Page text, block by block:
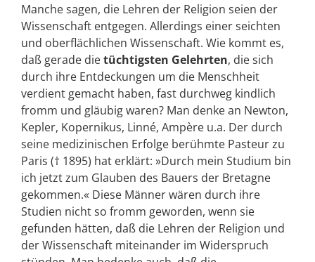
Manche sagen, die Lehren der Religion seien der
Wissenschaft entgegen. Allerdings einer seichten
und oberflächlichen Wissenschaft. Wie kommt es,
daß gerade dietüchtigsten Gelehrten, die sich
durch ihre Entdeckungen um die Menschheit
verdient gemacht haben, fast durchweg kindlich
fromm und gläubig waren? Man denke an Newton,
Kepler, Kopernikus, Linné, Ampère u.a. Der durch
seine medizinischen Erfolge berühmte Pasteur zu
Paris († 1895) hat erklärt: »Durch mein Studium bin
ich jetzt zum Glauben des Bauers der Bretagne
gekommen.« Diese Männer wären durch ihre
Studien nicht so fromm geworden, wenn sie
gefunden hätten, daß die Lehren der Religion und
der Wissenschaft miteinander im Widerspruch